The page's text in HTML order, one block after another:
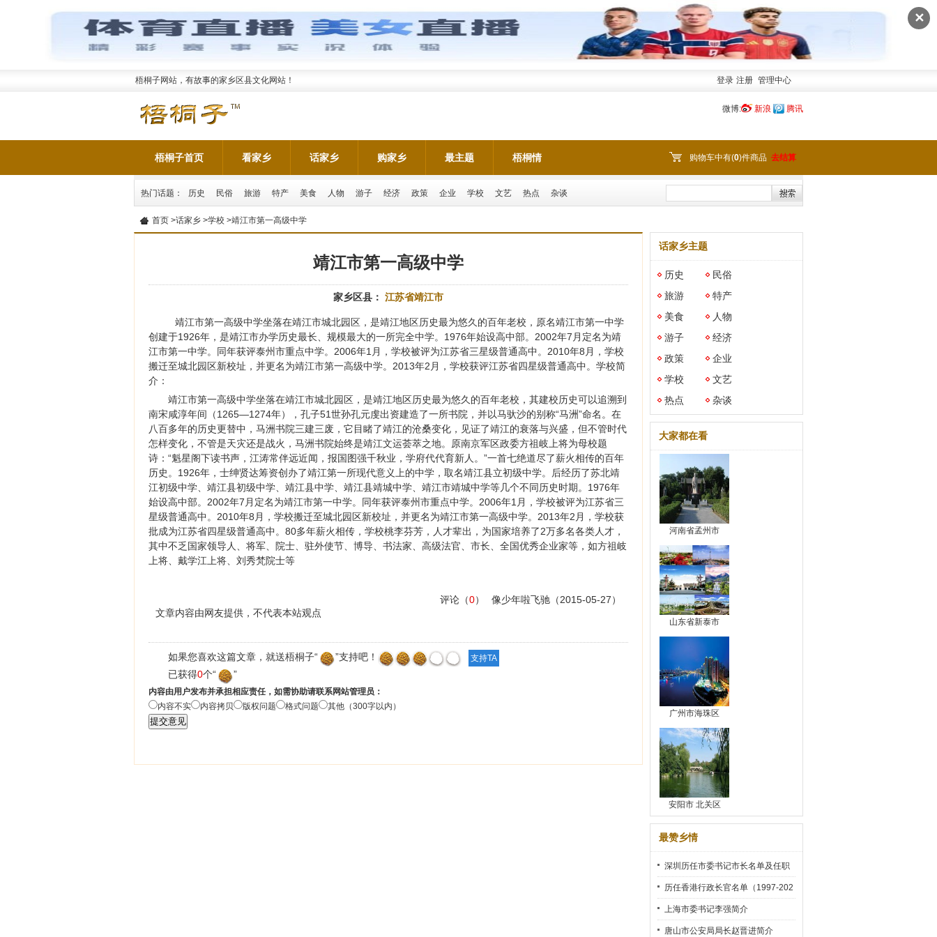
✕
梧桐子网站，有故事的家乡区县文化网站！ 登录 注册 管理中心
微博: 新浪 腾讯
梧桐子首页 看家乡 话家乡 购家乡 最主题 梧桐情 购物车中有(0)件商品 去结算
热门话题： 历史 民俗 旅游 特产 美食 人物 游子 经济 政策 企业 学校 文艺 热点 杂谈
首页 >话家乡 >学校 >靖江市第一高级中学
靖江市第一高级中学
家乡区县： 江苏省靖江市
靖江市第一高级中学坐落在靖江市城北园区，是靖江地区历史最为悠久的百年老校，原名靖江市第一中学
创建于1926年，是靖江市办学历史最长、规模最大的一所完全中学。1976年始设高中部。2002年7月定名为靖
江市第一中学。同年获评泰州市重点中学。2006年1月，学校被评为江苏省三星级普通高中。2010年8月，学校
搬迁至城北园区新校址，并更名为靖江市第一高级中学。2013年2月，学校获评江苏省四星级普通高中。学校简
介：
靖江市第一高级中学坐落在靖江市城北园区，是靖江地区历史最为悠久的百年老校，其建校历史可以追溯到
南宋咸淳年间（1265—1274年），孔子51世孙孔元虔出资建造了一所书院，并以马驮沙的别称“马洲”命名。在
八百多年的历史更替中，马洲书院三建三废，它目睹了靖江的沧桑变化，见证了靖江的衰落与兴盛，但不管时代
怎样变化，不管是天灾还是战火，马洲书院始终是靖江文运荟萃之地。原南京军区政委方祖岐上将为母校题
诗：“魁星阁下读书声，江涛常伴远近闻，报国图强千秋业，学府代代育新人。”一首七绝道尽了薪火相传的百年
历史。1926年，士绅贤达筹资创办了靖江第一所现代意义上的中学，取名靖江县立初级中学。后经历了苏北靖
江初级中学、靖江县初级中学、靖江县中学、靖江县靖城中学、靖江市靖城中学等几个不同历史时期。1976年
始设高中部。2002年7月定名为靖江市第一中学。同年获评泰州市重点中学。2006年1月，学校被评为江苏省三
星级普通高中。2010年8月，学校搬迁至城北园区新校址，并更名为靖江市第一高级中学。2013年2月，学校获
批成为江苏省四星级普通高中。80多年薪火相传，学校桃李芬芳，人才辈出，为国家培养了2万多名各类人才，
其中不乏国家领导人、将军、院士、驻外使节、博导、书法家、高级法官、市长、全国优秀企业家等，如方祖岐
上将、戴学江上将、刘秀梵院士等
像少年啦飞驰 （2015-05-27）
评论（0）
文章内容由网友提供，不代表本站观点
如果您喜欢这篇文章，就送梧桐子“
”支持吧！
已获得0个“ ”
内容由用户发布并承担相应责任，如需协助请联系网站管理员：
内容不实
内容拷贝 版权问题 格式问题 其他（300字以内）
话家乡主题
历史
民俗
旅游
特产
美食
人物
游子
经济
政策
企业
学校
文艺
热点
杂谈
大家都在看
河南省孟州市
山东省新泰市
广州市海珠区
安阳市 北关区
最赞乡情
深圳历任市委书记市长名单及任职
时间
历任香港行政长官名单（1997-202
2）
上海市委书记李强简介
唐山市公安局局长赵晋进简介